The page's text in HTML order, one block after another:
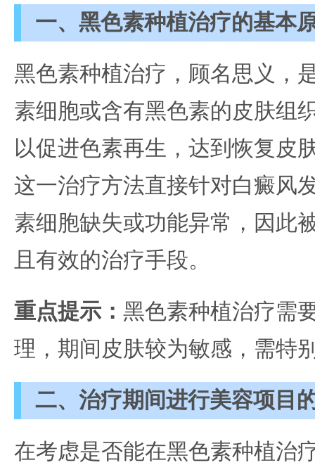
一、黑色素种植治疗的基本
黑色素种植治疗，顾名思义，
素细胞或含有黑色素的皮肤组
以促进色素再生，达到恢复皮
这一治疗方法直接针对白癜
素细胞缺失或功能异常，因此
且有效的治疗手段。
重点提示： 黑色素种植治疗需
理，期间皮肤较为敏感，需特
二、治疗期间进行美容项目
在考虑是否能在黑色素种植治